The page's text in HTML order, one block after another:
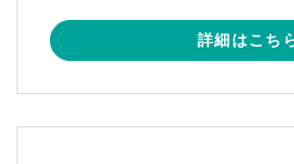
詳細はこち